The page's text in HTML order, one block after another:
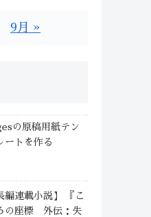
9月 »
の原稿用紙テン
ートを作る
編連載小説】 『こ
の座標 外伝：失